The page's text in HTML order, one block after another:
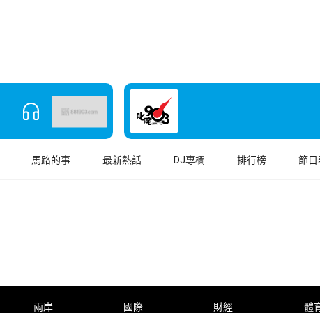
馬路的事 最新熱話 DJ專欄 排行榜 節目
兩岸 國際 財經 體